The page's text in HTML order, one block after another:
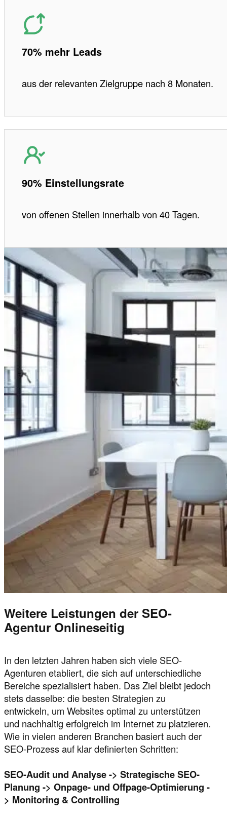
70% mehr Leads
aus der relevanten Zielgruppe nach 8 Monaten.
90% Einstellungsrate
von offenen Stellen innerhalb von 40 Tagen.
Weitere Leistungen der SEO-
Agentur Onlineseitig
In den letzten Jahren haben sich viele SEO-
Agenturen etabliert, die sich auf unterschiedliche
Bereiche spezialisiert haben. Das Ziel bleibt jedoch
stets dasselbe: die besten Strategien zu
entwickeln, um Websites optimal zu unterstützen
und nachhaltig erfolgreich im Internet zu platzieren.
Wie in vielen anderen Branchen basiert auch der
SEO-Prozess auf klar definierten Schritten:
SEO-Audit und Analyse -> Strategische SEO-
Planung -> Onpage- und Offpage-Optimierung -
> Monitoring & Controlling